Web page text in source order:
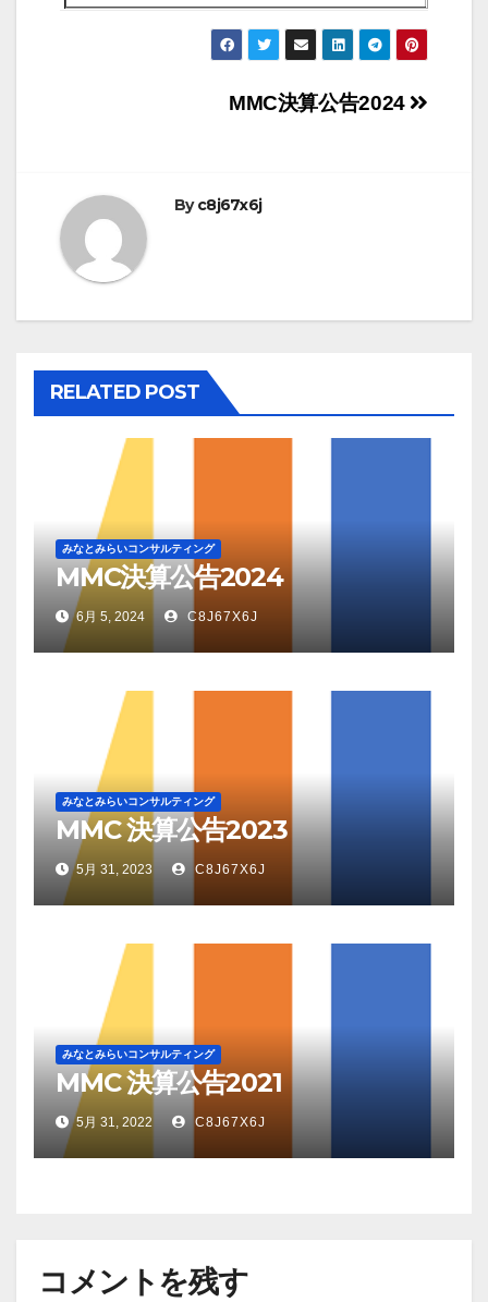
ナ
ビ
ゲ
ー
シ
ョ
MMC決算公告2024
Byc8j67x6j
RELATED POST
みなとみらいコンサルティング
MMC決算公告2024
6月 5, 2024 C8J67X6J
みなとみらいコンサルティング
MMC 決算公告2023
5月 31, 2023 C8J67X6J
みなとみらいコンサルティング
MMC 決算公告2021
5月 31, 2022 C8J67X6J
コメントを残す